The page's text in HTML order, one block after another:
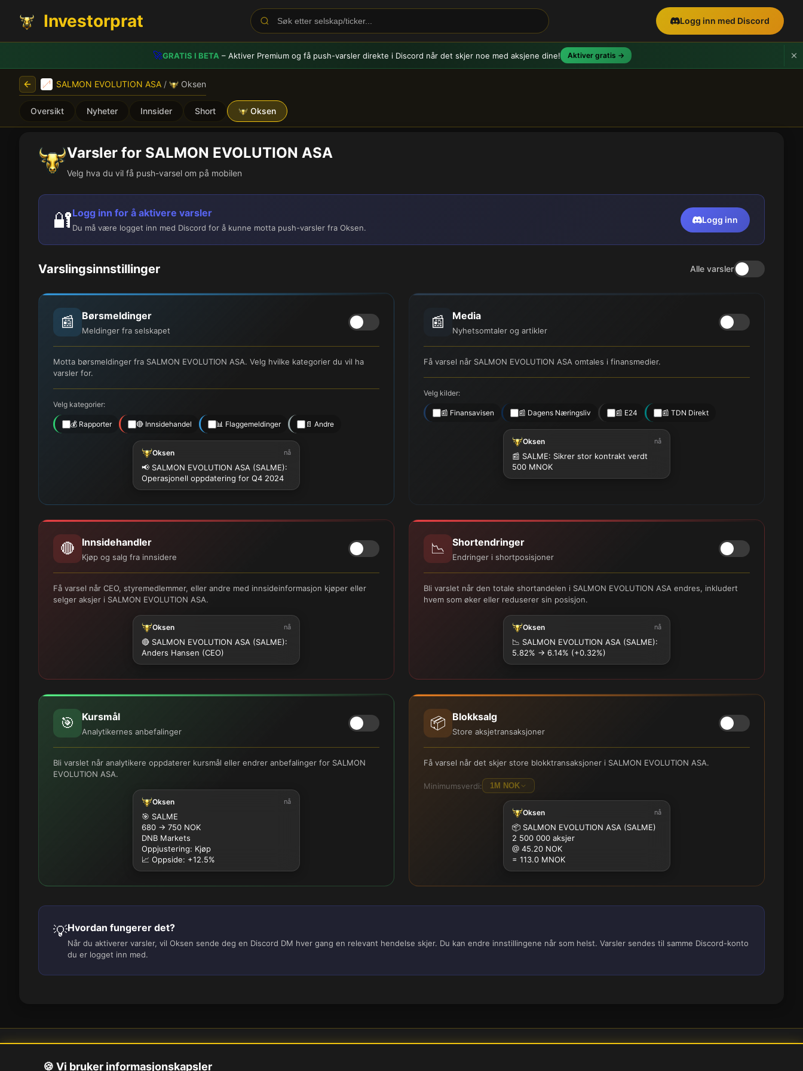
Investorprat Logg inn med Discord
🚀GRATIS I BETA – Aktiver Premium og få push-varslerdirekte i Discord når det skjer noe med aksjene dine! Aktiver gratis →
SALMON EVOLUTION ASA / Oksen
Oversikt Nyheter Innsider Short Oksen
Varsler for SALMON EVOLUTION ASA
Velg hva du vil få push-varsel om på mobilen
🔐Logg inn for å aktivere varsler
Du må være logget inn med Discord for å kunne motta push-varsler fra Oksen.
Logg inn
Varslingsinnstillinger Alle varsler
📰 Børsmeldinger
Meldinger fra selskapet
Motta børsmeldinger fra SALMON EVOLUTION ASA. Velg hvilke kategorier du vil ha
varsler for.
Velg kategorier:
💰 Rapporter 🔴 Innsidehandel 📊 Flaggemeldinger 📄 Andre
Oksen nå
📢 SALMON EVOLUTION ASA (SALME):
Operasjonell oppdatering for Q4 2024
📰 Media
Nyhetsomtaler og artikler
Få varsel når SALMON EVOLUTION ASA omtales i finansmedier.
Velg kilder:
📰 Finansavisen 📰 Dagens Næringsliv 📰 E24 📰 TDN Direkt
Oksen nå
📰 SALME: Sikrer stor kontrakt verdt
500 MNOK
🔴 Innsidehandler
Kjøp og salg fra innsidere
Få varsel når CEO, styremedlemmer, eller andre med innsideinformasjon kjøper eller
selger aksjer i SALMON EVOLUTION ASA.
Oksen nå
🔴 SALMON EVOLUTION ASA (SALME):
Anders Hansen (CEO)
📉 Shortendringer
Endringer i shortposisjoner
Bli varslet når den totale shortandelen i SALMON EVOLUTION ASA endres, inkludert
hvem som øker eller reduserer sin posisjon.
Oksen nå
📉 SALMON EVOLUTION ASA (SALME):
5.82% → 6.14% (+0.32%)
🎯 Kursmål
Analytikernes anbefalinger
Bli varslet når analytikere oppdaterer kursmål eller endrer anbefalinger for SALMON
EVOLUTION ASA.
Oksen nå
🎯 SALME
680 → 750 NOK
DNB Markets
Oppjustering: Kjøp
📈 Oppside: +12.5%
📦 Blokksalg
Store aksjetransaksjoner
Få varsel når det skjer store blokktransaksjoner i SALMON EVOLUTION ASA.
Minimumsverdi: 1M NOK
1M
Oksen nå
📦 SALMON EVOLUTION ASA (SALME)
2 500 000 aksjer
@ 45.20 NOK
= 113.0 MNOK
💡Hvordan fungerer det?
Når du aktiverer varsler, vil Oksen sende deg en Discord DM hver gang en relevant hendelse skjer. Du kan endre innstillingene når som helst. Varsler sendes til samme Discord-konto
du er logget inn med.
🍪 Vi bruker informasjonskapsler